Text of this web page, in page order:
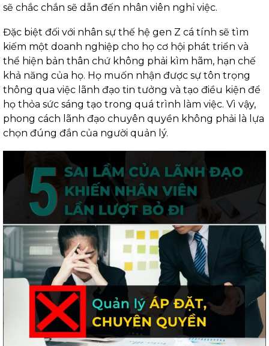
sẽ chắc chắn sẽ dẫn đến nhân viên nghỉ việc.
Đặc biệt đối với nhân sự thế hệ gen Z cá tính sẽ tìm
kiếm một doanh nghiệp cho họ cơ hội phát triển và
thể hiện bản thân chứ không phải kìm hãm, hạn chế
khả năng của họ. Họ muốn nhận được sự tôn trọng
thông qua việc lãnh đạo tin tưởng và tạo điều kiện để
họ thỏa sức sáng tạo trong quá trình làm việc. Vì vậy,
phong cách lãnh đạo chuyên quyền không phải là lựa
chọn đúng đắn của người quản lý.